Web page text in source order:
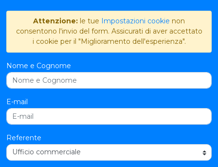
Attenzione: le tue Impostazioni cookie non
consentono l'invio del form. Assicurati di aver accettato
i cookie per il "Miglioramento dell'esperienza".
Nome e Cognome
E-mail
Referente